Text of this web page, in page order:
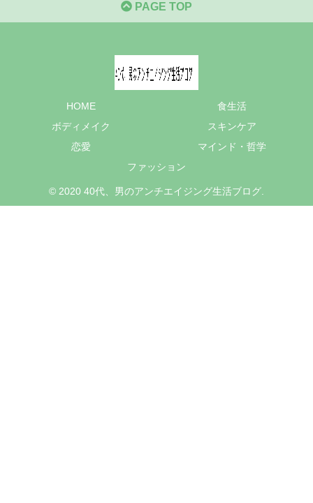
PAGE TOP
HOME
食生活
ボディメイク
スキンケア
恋愛
マインド・哲学
ファッション
© 2020 40代、男のアンチエイジング生活ブログ.